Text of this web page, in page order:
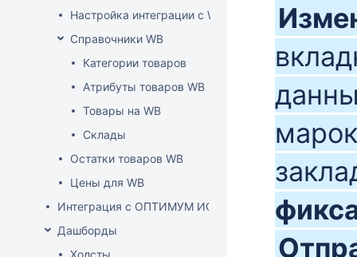
Настройка интеграции с WB API
Справочники WB
Категории товаров
Атрибуты товаров WB
Товары на WB
Склады
Остатки товаров WB
Цены для WB
Интеграция с ОПТИМУМ ИСУМТ
Дашборды
Холсты